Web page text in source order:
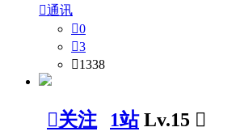
通讯
0
3
1338
关注 1站 Lv.15 